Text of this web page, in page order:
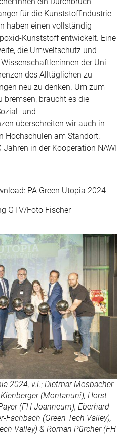
für die Kunststoffindustrie
haben einen vollständig
Kunststoff entwickelt. Eine
die Umweltschutz und
der Uni
des Alltäglichen zu
neu zu denken. Um zum
bremsen, braucht es die
und
überschreiten wir auch in
Hochschulen am Standort:
in der Kooperation NAWI
PA Green Utopia 2024
GTV/Foto Fischer
2024, v.l.: Dietmar Mosbacher
(Montanuni), Horst
(FH Joanneum), Eberhard
Fachbach (Green Tech Valley),
Valley) & Roman Pürcher (FH